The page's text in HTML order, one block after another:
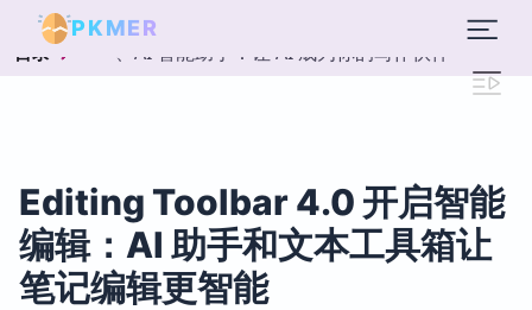
PKMER
目录 一、AI 智能助手：让 AI 成为你的写作伙伴
Editing Toolbar 4.0 开启智能
编辑：AI 助手和文本工具箱让
笔记编辑更智能